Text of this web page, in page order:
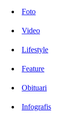
Foto
Video
Lifestyle
Feature
Obituari
Infografis